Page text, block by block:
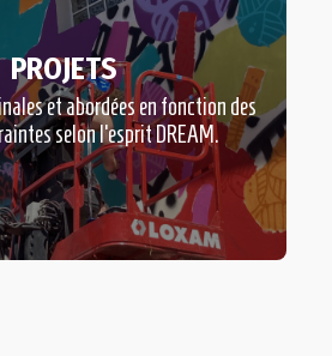
PROJETS
et abordées en fonction des
selon l’esprit DREAM.